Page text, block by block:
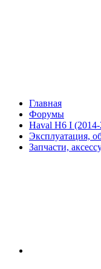
Главная
Форумы
Haval H6 I
Эксплуатация,
Запчасти,